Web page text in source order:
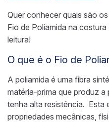
Quer conhecer quais são
Fio de Poliamida na costura
leitura!
O que é o Fio de
A poliamida é uma fibra
matéria-prima que produz a
tenha alta resistência. Esta
propriedades mecânicas,